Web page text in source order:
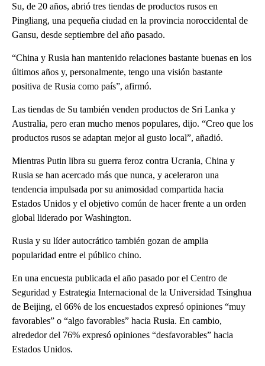
Su, de 20 años, abrió tres tiendas de productos rusos en
Pingliang, una pequeña ciudad en la provincia noroccidental de
Gansu, desde septiembre del año pasado.
“China y Rusia han mantenido relaciones bastante buenas en los
últimos años y, personalmente, tengo una visión bastante
positiva de Rusia como país”, afirmó.
Las tiendas de Su también venden productos de Sri Lanka y
Australia, pero eran mucho menos populares, dijo. “Creo que los
productos rusos se adaptan mejor al gusto local”, añadió.
Mientras Putin libra su guerra feroz contra Ucrania, China y
Rusia se han acercado más que nunca, y aceleraron una
tendencia impulsada por su animosidad compartida hacia
Estados Unidos y el objetivo común de hacer frente a un orden
global liderado por Washington.
Rusia y su líder autocrático también gozan de amplia
popularidad entre el público chino.
En una encuesta publicada el año pasado por el Centro de
Seguridad y Estrategia Internacional de la Universidad Tsinghua
de Beijing, el 66% de los encuestados expresó opiniones “muy
favorables” o “algo favorables” hacia Rusia. En cambio,
alrededor del 76% expresó opiniones “desfavorables” hacia
Estados Unidos.